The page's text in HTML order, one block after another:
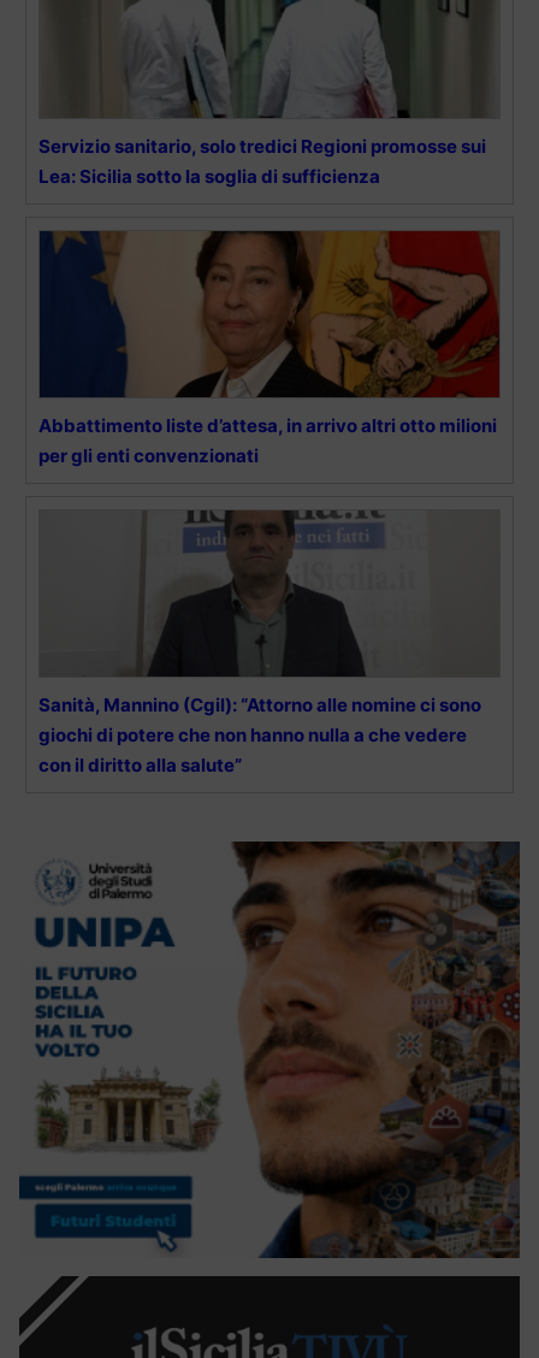
Servizio sanitario, solo tredici Regioni promosse sui
Lea: Sicilia sotto la soglia di sufficienza
Abbattimento liste d’attesa, in arrivo altri otto milioni
per gli enti convenzionati
Sanità, Mannino (Cgil): “Attorno alle nomine ci sono
giochi di potere che non hanno nulla a che vedere
con il diritto alla salute”